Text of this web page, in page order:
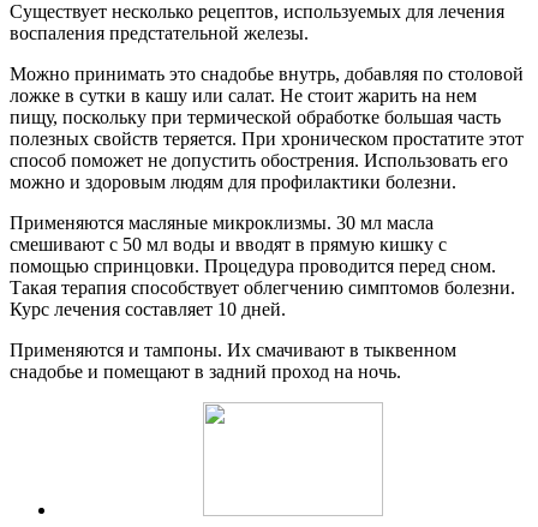
Существует несколько рецептов, используемых для лечения
воспаления предстательной железы.
Можно принимать это снадобье внутрь, добавляя по столовой
ложке в сутки в кашу или салат. Не стоит жарить на нем
пищу, поскольку при термической обработке большая часть
полезных свойств теряется. При хроническом простатите этот
способ поможет не допустить обострения. Использовать его
можно и здоровым людям для профилактики болезни.
Применяются масляные микроклизмы. 30 мл масла
смешивают с 50 мл воды и вводят в прямую кишку с
помощью спринцовки. Процедура проводится перед сном.
Такая терапия способствует облегчению симптомов болезни.
Курс лечения составляет 10 дней.
Применяются и тампоны. Их смачивают в тыквенном
снадобье и помещают в задний проход на ночь.